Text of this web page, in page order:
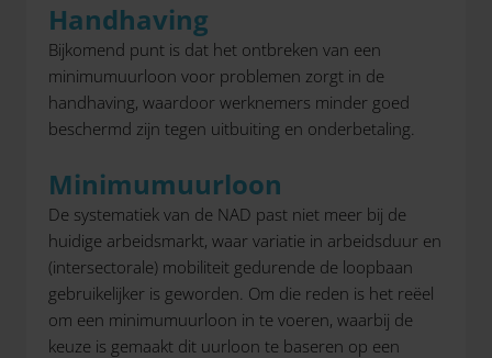
Handhaving
Bijkomend punt is dat het ontbreken van een
minimumuurloon voor problemen zorgt in de
handhaving, waardoor werknemers minder goed
beschermd zijn tegen uitbuiting en onderbetaling.
Minimumuurloon
De systematiek van de NAD past niet meer bij de
huidige arbeidsmarkt, waar variatie in arbeidsduur en
(intersectorale) mobiliteit gedurende de loopbaan
gebruikelijker is geworden. Om die reden is het reëel
om een minimumuurloon in te voeren, waarbij de
keuze is gemaakt dit uurloon te baseren op een